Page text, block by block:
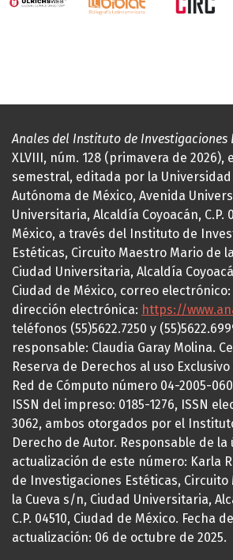
Anales del Instituto de Investigaciones
XLVIII, núm. 128 (primavera de 2026),
semestral, editada por la
Autónoma de México, Avenida
Universitaria, Alcaldía Coyoacán, C.P.
México, a través del Instituto de
Estéticas, Circuito Maestro Mario de
Ciudad Universitaria, Alcaldía
Ciudad de México, correo electrónico:
dirección electrónica: https://
teléfonos (55)5622.7250 y
responsable: Claudia Garay Molina.
Reserva de Derechos al uso
Red de Cómputo número 04-2005-
ISSN del impreso: 0185-1276, ISSN
3062, ambos otorgados por el
Derecho de Autor. Responsable de la
actualización de este número: Karla
de Investigaciones Estéticas,
la Cueva s/n, Ciudad Universitaria,
C.P. 04510, Ciudad de México. Fecha
actualización: 06 de octubre de 2025.